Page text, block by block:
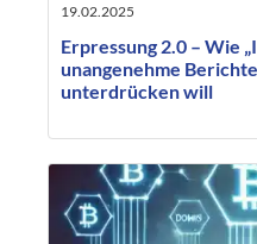
19.02.2025
Erpressung 2.0 – Wie
unangenehme
unterdrücken will